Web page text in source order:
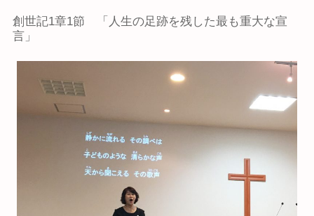
創世記1章1節 「人生の足跡を残した最も重大な宣
言」